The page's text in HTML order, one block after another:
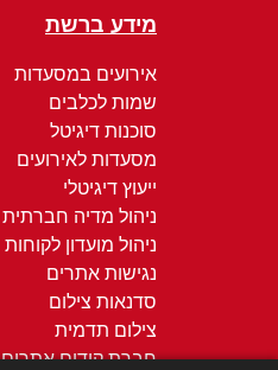
מידע ברשת
אירועים במסעדות
שמות לכלבים
סוכנות דיגיטל
מסעדות לאירועים
ייעוץ דיגיטלי
ניהול מדיה חברתית
ניהול מועדון לקוחות
נגישות אתרים
סדנאות צילום
צילום תדמית
חברת קידום אתרים